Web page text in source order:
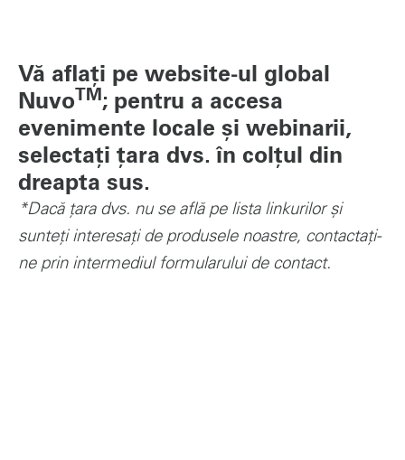
Vă aflați pe website-ul global
NuvoTM ; pentru a accesa
evenimente locale și webinarii,
selectați țara dvs. în colțul din
dreapta sus.
*Dacă țara dvs. nu se află pe lista linkurilor și
sunteți interesați de produsele noastre, contactați-
ne prin intermediul formularului de contact.